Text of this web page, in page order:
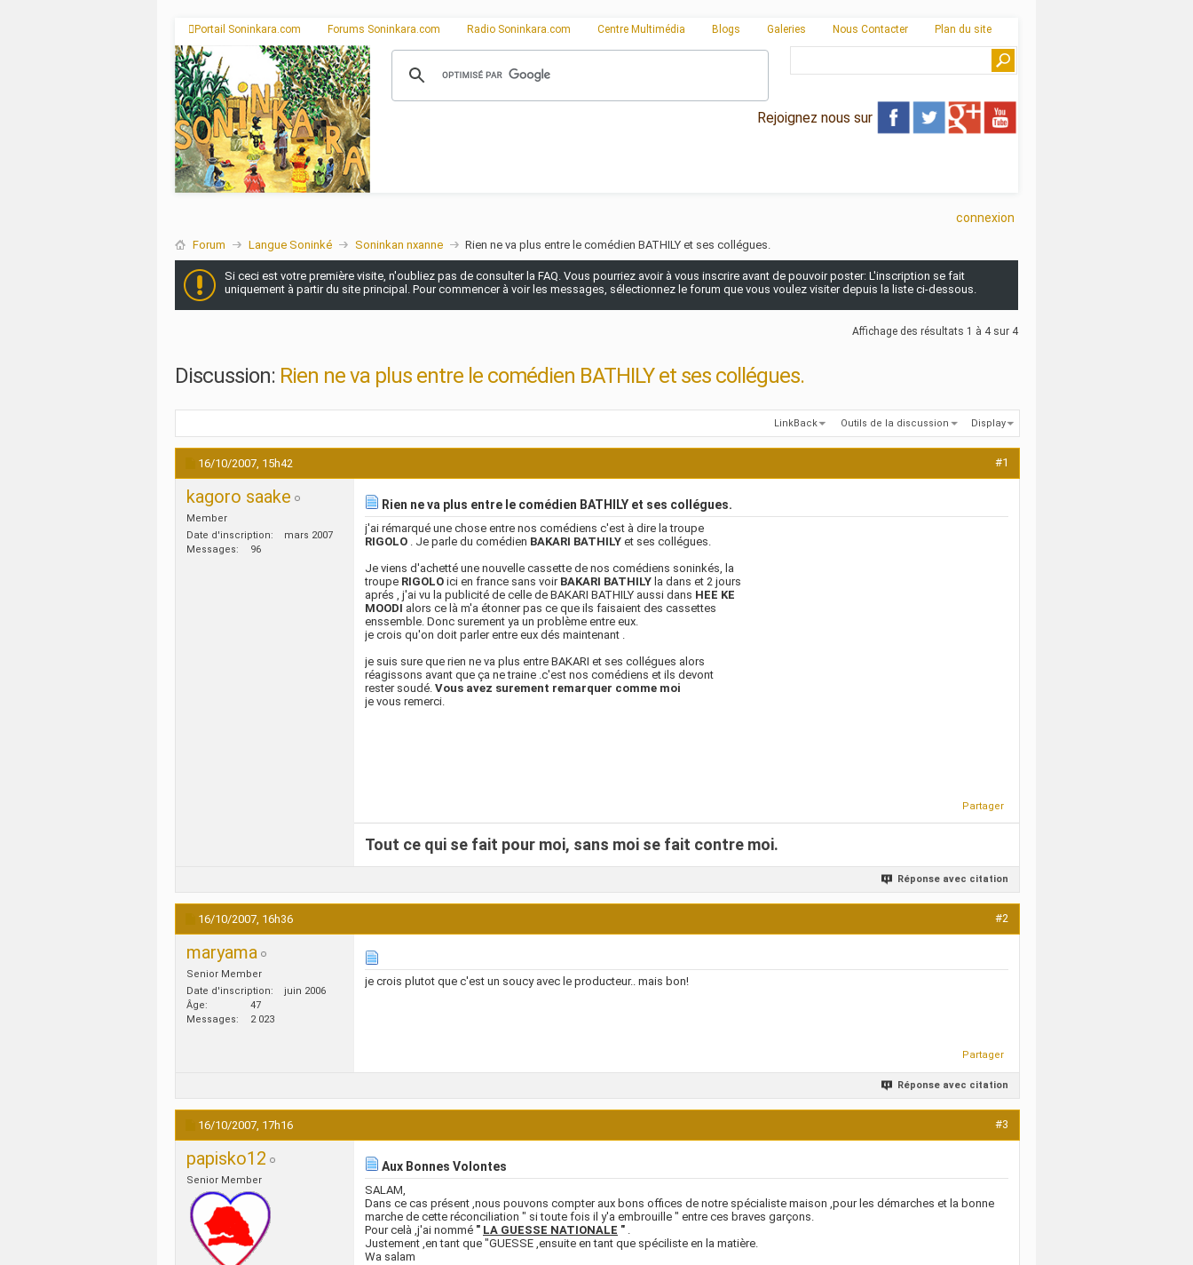
Portail Soninkara.com Forums Soninkara.com Radio Soninkara.com Centre Multimédia Blogs Galeries Nous Contacter Plan du site
Rejoignez nous sur
connexion
Forum Langue Soninké Soninkan nxanne Rien ne va plus entre le comédien BATHILY et ses collégues.
Si ceci est votre première visite, n'oubliez pas de consulter la FAQ. Vous pourriez avoir à vous inscrire avant de pouvoir poster: L'inscription se fait
uniquement à partir du site principal. Pour commencer à voir les messages, sélectionnez le forum que vous voulez visiter depuis la liste ci-dessous.
Affichage des résultats 1 à 4 sur 4
Discussion: Rien ne va plus entre le comédien BATHILY et ses collégues.
LinkBack Outils de la discussion Display
16/10/2007, 15h42 #1
kagoro saake
Member
Date d'inscription
mars 2007
Messages
96
Rien ne va plus entre le comédien BATHILY et ses collégues.
j'ai rémarqué une chose entre nos comédiens c'est à dire la troupe
RIGOLO . Je parle du comédien BAKARI BATHILY et ses collégues.
Je viens d'achetté une nouvelle cassette de nos comédiens soninkés, la
troupe RIGOLO ici en france sans voir BAKARI BATHILY la dans et 2 jours
aprés , j'ai vu la publicité de celle de BAKARI BATHILY aussi dans HEE KE
MOODI alors ce là m'a étonner pas ce que ils faisaient des cassettes
enssemble. Donc surement ya un problème entre eux.
je crois qu'on doit parler entre eux dés maintenant .
je suis sure que rien ne va plus entre BAKARI et ses collégues alors
réagissons avant que ça ne traine .c'est nos comédiens et ils devont
rester soudé. Vous avez surement remarquer comme moi
je vous remerci.
Partager
Tout ce qui se fait pour moi, sans moi se fait contre moi.
Réponse avec citation
16/10/2007, 16h36 #2
maryama
Senior Member
Date d'inscription
juin 2006
Âge
47
Messages
2 023
je crois plutot que c'est un soucy avec le producteur.. mais bon!
Partager
Réponse avec citation
16/10/2007, 17h16 #3
papisko12
Senior Member
Aux Bonnes Volontes
SALAM,
Dans ce cas présent ,nous pouvons compter aux bons offices de notre spécialiste maison ,pour les démarches et la bonne
marche de cette réconciliation " si toute fois il y'a embrouille " entre ces braves garçons.
Pour celà ,j'ai nommé " LA GUESSE NATIONALE " .
Justement ,en tant que "GUESSE ,ensuite en tant que spéciliste en la matière.
Wa salam